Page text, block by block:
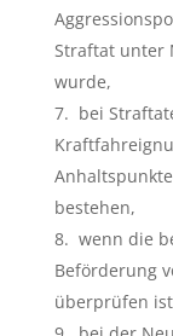
Straftat unter
wurde,
bei
bestehen,
wenn die
Beförderung
überprüfen